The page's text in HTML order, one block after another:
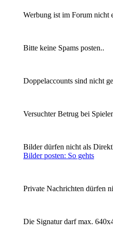
Werbung ist im Forum nicht
Bitte keine Spams posten..
Doppelaccounts sind nicht
Versuchter Betrug bei
Bilder dürfen nicht als
Bilder posten: So gehts
Private Nachrichten dürfen
Die Signatur darf max.